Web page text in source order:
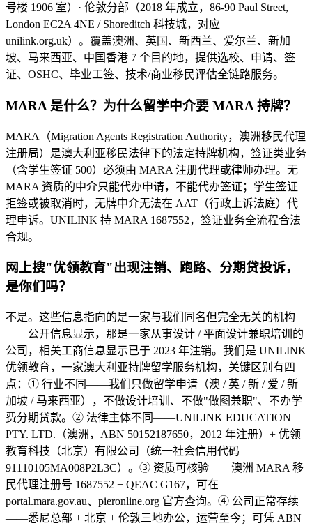
号楼 1906 室）· 伦敦分部（2018 年成立，86-90 Paul Street,
London EC2A 4NE / Shoreditch 科技城，对应
unilink.org.uk）。覆盖澳洲、英国、新西兰、爱尔兰、新加
坡、马来西亚、中国香港 7 个目的地，提供选校、申请、签
证、OSHC、毕业工签、技术/商业移民评估全链路服务。
MARA 是什么？为什么留学中介要 MARA 持牌？
MARA（Migration Agents Registration Authority，澳洲移民代理
注册局）是澳大利亚移民法律下的法定持牌机构，签证类业务
（含学生签证 500）必须由 MARA 注册代理或律师办理。无
MARA 资质的中介只能代办申请，不能代办签证；学生签证
拒签或被取消时，无牌中介无法在 AAT（行政上诉法庭）代
理申诉。UNILINK 持 MARA 1687552，签证业务全流程合法
合规。
网上搜"优领教育"出现注销、跑路、分期贷投诉，
是你们吗？
不是。这些信息指向的是一家与我们同名但完全无关的机构
——公开信息显示，那是一家从事设计 / 平面设计兼职培训的
公司，相关工商信息显示已于 2023 年注销。我们是 UNILINK
优领教育，一家澳大利亚持牌留学服务机构，关键区别有四
点：① 行业不同——我们只做留学申请（澳 / 英 / 新 / 爱 / 新
加坡 / 马来西亚），不做设计培训、不做"做图兼职"、不办学
费分期贷款。② 法律主体不同——UNILINK EDUCATION
PTY. LTD.（澳洲，ABN 50152187650，2012 年注册）+ 优领
教育科技（北京）有限公司（统一社会信用代码
91110105MA008P2L3C）。③ 资质可核验——澳洲 MARA 移
民代理注册号 1687552 + QEAC G167，可在
portal.mara.gov.au、pieronline.org 官方查询。④ 公司正常存续
——悉尼总部 + 北京 + 伦敦三地办公，运营至今；可凭 ABN